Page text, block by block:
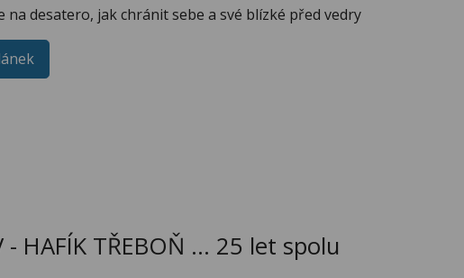
na desatero, jak chránit sebe a své blízké před vedry
- HAFÍK TŘEBOŇ ... 25 let spolu